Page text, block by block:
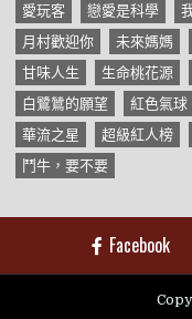
愛玩客
戀愛是科學
月村歡迎你
未來媽媽
甘味人生
生命桃花源
白鷺鷥的願望
紅色氣球
華流之星
超級紅人榜
鬥牛，要不要
Facebook